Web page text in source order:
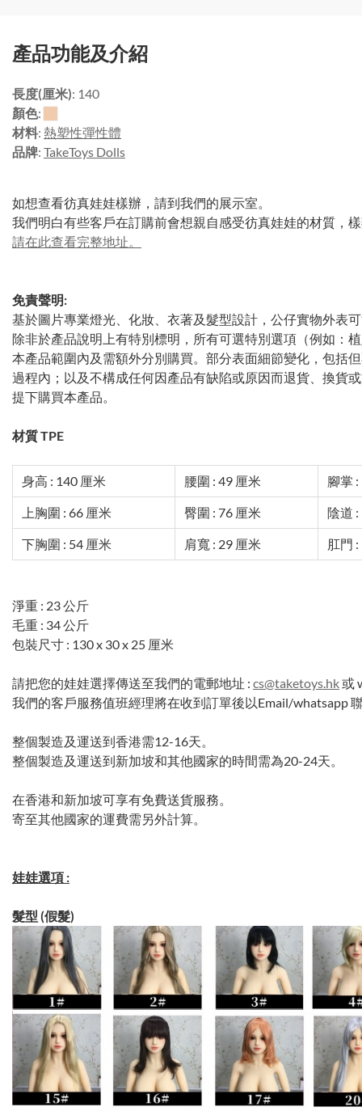
產品功能及介紹
長度(厘米): 140
顏色:
材料: 熱塑性彈性體
品牌: TakeToys Dolls
如想查看彷真娃娃樣辦，請到我們的展示室。
我們明白有些客戶在訂購前會想親自感受彷真娃娃的材質，
請在此查看完整地址。
免責聲明:
基於圖片專業燈光、化妝、衣著及髮型設計，公仔實物外表
除非於產品說明上有特別標明，所有可選特別選項（例如：
本產品範圍內及需額外分別購買。部分表面細節變化，包括
過程內；以及不構成任何因產品有缺陷或原因而退貨、換貨
提下購買本產品。
材質 TPE
身高 : 140 厘米 腰圍 : 49 厘米 腳掌
上胸圍 : 66 厘米 臀圍 : 76 厘米 陰道
下胸圍 : 54 厘米 肩寬 : 29 厘米 肛門
淨重 : 23 公斤
毛重 : 34 公斤
包裝尺寸 : 130 x 30 x 25 厘米
請把您的娃娃選擇傳送至我們的電郵地址 : cs@taketoys.hk或
我們的客戶服務值班經理將在收到訂單後以Email/whatsapp
整個製造及運送到香港需12-16天。
整個製造及運送到新加坡和其他國家的時間需為20-24天。
在香港和新加坡可享有免費送貨服務。
寄至其他國家的運費需另外計算。
娃娃選項 :
髮型 (假髮)